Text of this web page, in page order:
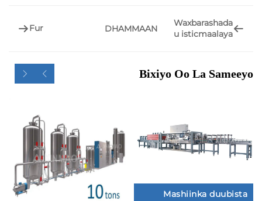
u
DHAMMAAN
Bixiyo Oo La
Mashiinka